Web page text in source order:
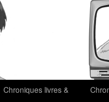
Chroniques livres &